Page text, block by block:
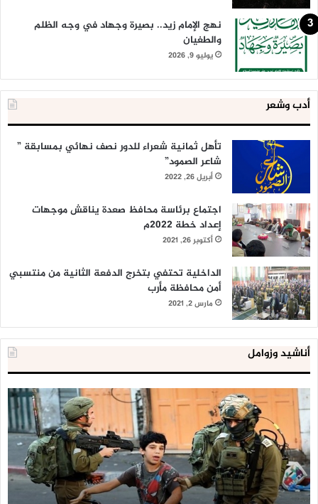
نهج الإمام زيد.. بصيرة وجهاد في وجه الظلم
والطغيان
يوليو 9, 2026
أدب وشعر
تأهل ثمانية شعراء للدور نصف نهائي بمسابقة ”
شاعر الصمود”
أبريل 26, 2022
اجتماع برئاسة محافظ صعدة يناقش موجهات
إعداد خطة 2022م
أكتوبر 26, 2021
الداخلية تحتفي بتخرج الدفعة الثانية من منتسبي
أمن محافظة مأرب
مارس 2, 2021
أناشيد وزوامل
العدو
الإسرائيلي
اعتقل
543
طفلا
فلسطينيا
خلال
2020